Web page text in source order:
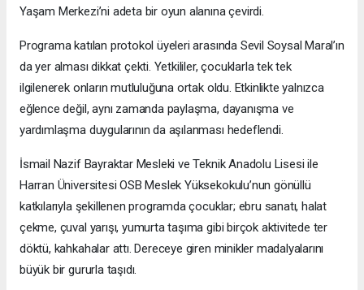
Yaşam Merkezi’ni adeta bir oyun alanına çevirdi.
Programa katılan protokol üyeleri arasında Sevil Soysal Maral’ın
da yer alması dikkat çekti. Yetkililer, çocuklarla tek tek
ilgilenerek onların mutluluğuna ortak oldu. Etkinlikte yalnızca
eğlence değil, aynı zamanda paylaşma, dayanışma ve
yardımlaşma duygularının da aşılanması hedeflendi.
İsmail Nazif Bayraktar Mesleki ve Teknik Anadolu Lisesi ile
Harran Üniversitesi OSB Meslek Yüksekokulu’nun gönüllü
katkılarıyla şekillenen programda çocuklar; ebru sanatı, halat
çekme, çuval yarışı, yumurta taşıma gibi birçok aktivitede ter
döktü, kahkahalar attı. Dereceye giren minikler madalyalarını
büyük bir gururla taşıdı.